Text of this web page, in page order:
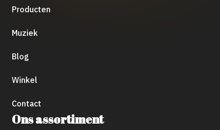
Producten
Muziek
Blog
Winkel
Contact
Ons assortiment